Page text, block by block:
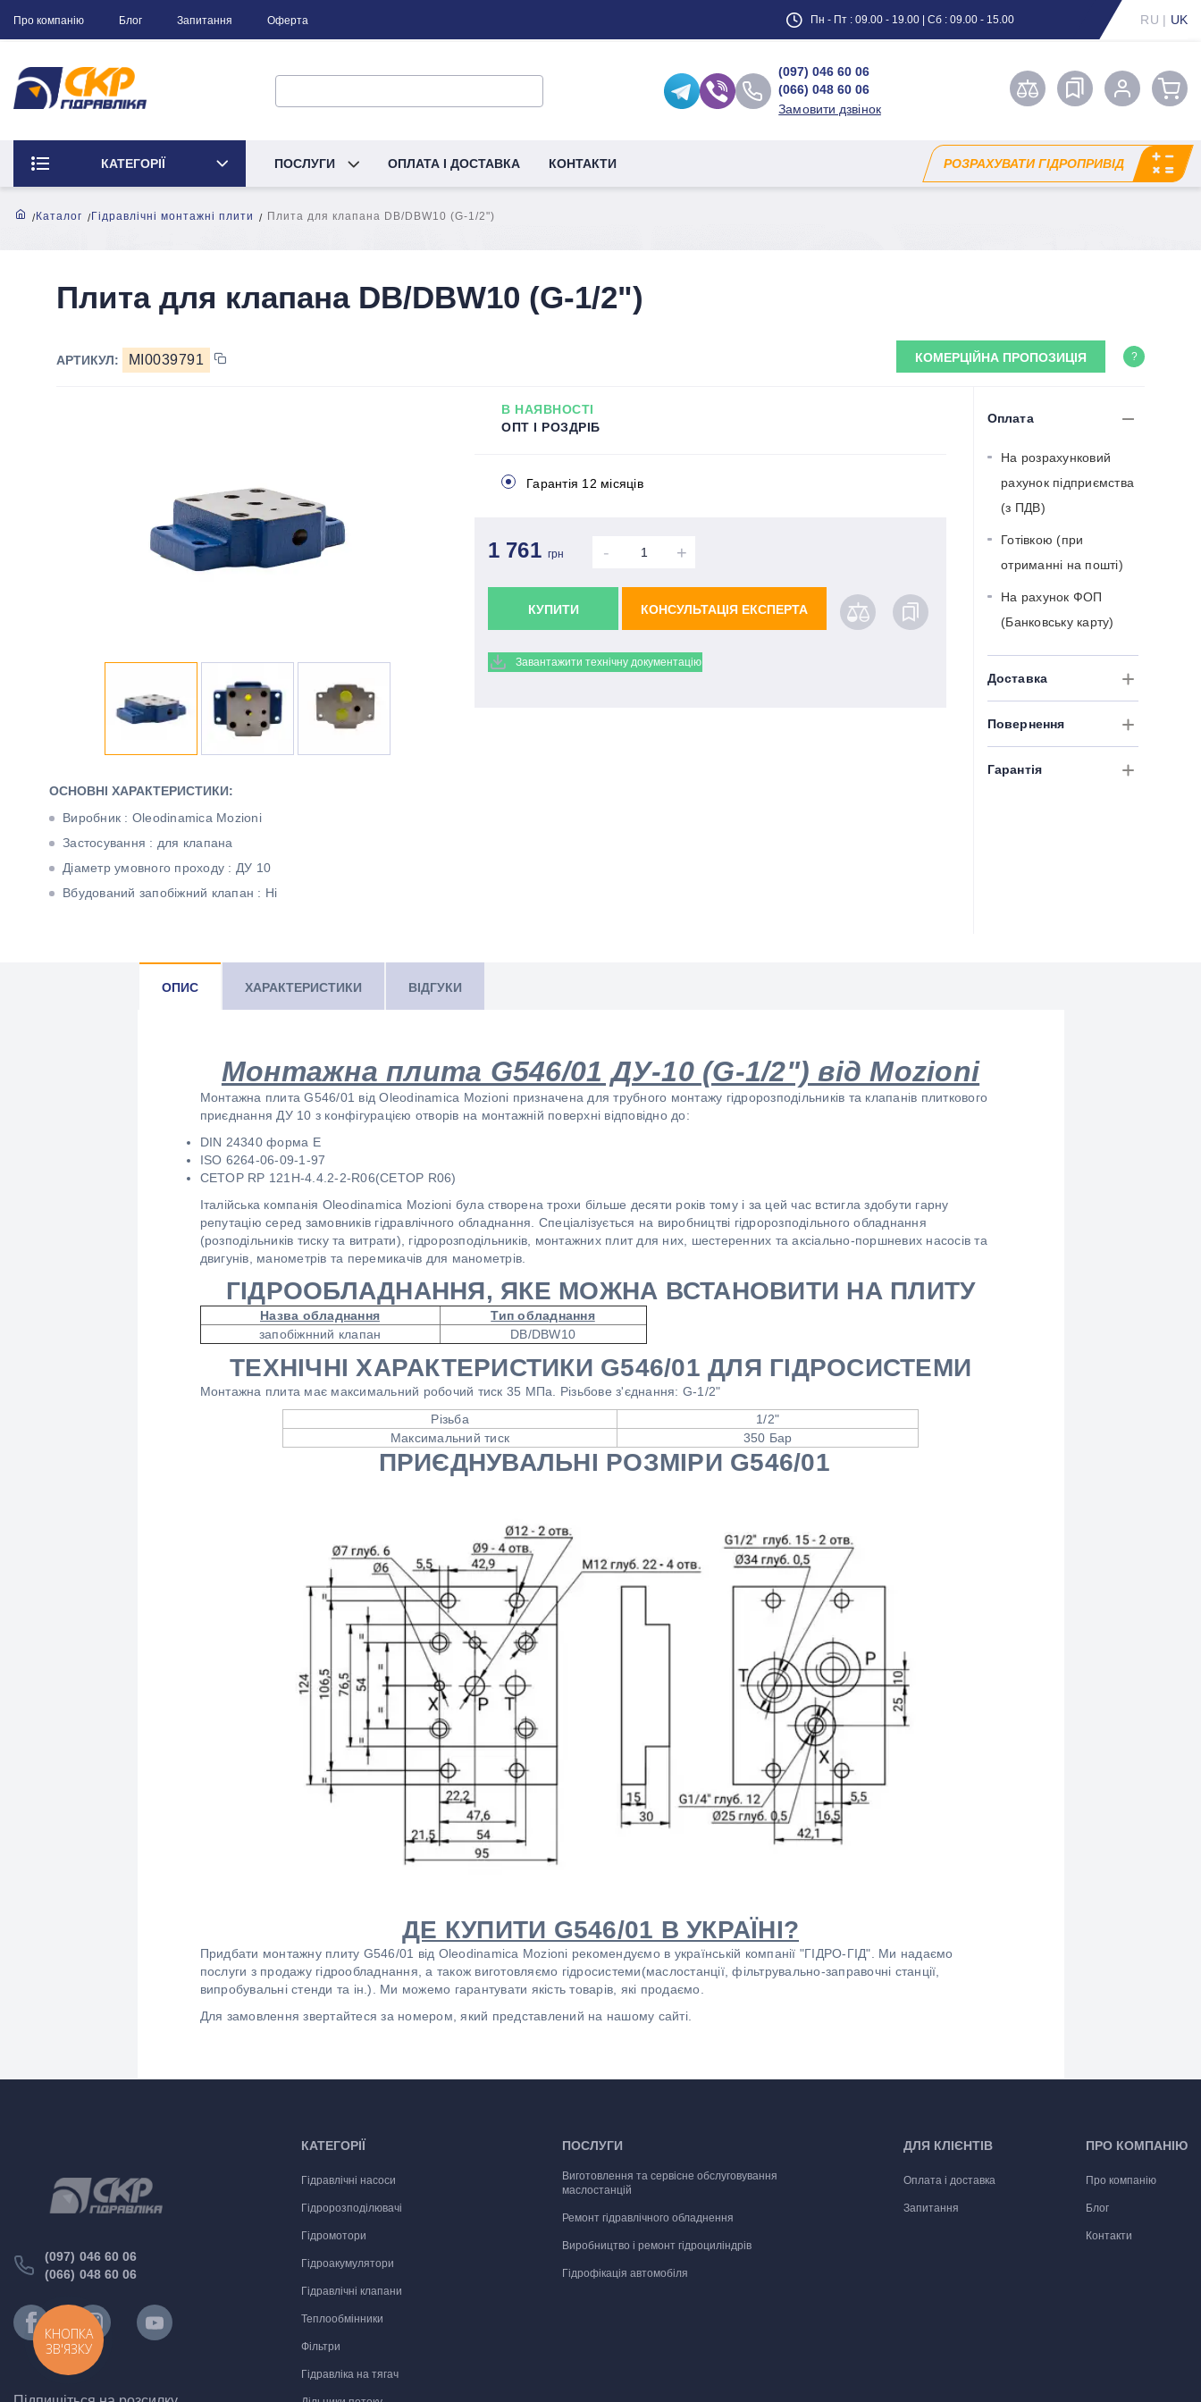
Про компанію Блог Запитання Оферта Пн - Пт : 09.00 - 19.00 | Сб : 09.00 - 15.00 RU | UK
(097) 046 60 06
(066) 048 60 06
Замовити дзвінок
КАТЕГОРІЇ ПОСЛУГИ ОПЛАТА І ДОСТАВКА КОНТАКТИ РОЗРАХУВАТИ ГІДРОПРИВІД
Каталог Гідравлічні монтажні плити Плита для клапана DB/DBW10 (G-1/2")
Плита для клапана DB/DBW10 (G-1/2")
АРТИКУЛ: MI0039791 КОМЕРЦІЙНА ПРОПОЗИЦІЯ ?
ОСНОВНІ ХАРАКТЕРИСТИКИ:
Виробник : Oleodinamica Mozioni
Застосування : для клапана
Діаметр умовного проходу : ДУ 10
Вбудований запобіжний клапан : Ні
В НАЯВНОСТІ
ОПТ І РОЗДРІБ
Гарантія 12 місяців
1 761 грн - +
КУПИТИ КОНСУЛЬТАЦІЯ ЕКСПЕРТА
Завантажити технічну документацію
Оплата
На розрахунковий
рахунок підприємства
(з ПДВ)
Готівкою (при
отриманні на пошті)
На рахунок ФОП
(Банковську карту)
Доставка
Повернення
Гарантія
ОПИС ХАРАКТЕРИСТИКИ ВІДГУКИ
Монтажна плита G546/01 ДУ-10 (G-1/2") від Mozioni
Монтажна плита G546/01 від Oleodinamica Mozioni призначена для трубного монтажу гідророзподільників та клапанів плиткового
приєднання ДУ 10 з конфігурацією отворів на монтажній поверхні відповідно до:
DIN 24340 форма Е
ISO 6264-06-09-1-97
CETOP RP 121H-4.4.2-2-R06(CETOP R06)
Італійська компанія Oleodinamica Mozioni була створена трохи більше десяти років тому і за цей час встигла здобути гарну
репутацію серед замовників гідравлічного обладнання. Спеціалізується на виробництві гідророзподільного обладнання
(розподільників тиску та витрати), гідророзподільників, монтажних плит для них, шестеренних та аксіально-поршневих насосів та
двигунів, манометрів та перемикачів для манометрів.
ГІДРООБЛАДНАННЯ, ЯКЕ МОЖНА ВСТАНОВИТИ НА ПЛИТУ
Назва обладнання
Тип обладнання
запобіжнний клапан
DB/DBW10
ТЕХНІЧНІ ХАРАКТЕРИСТИКИ G546/01 ДЛЯ ГІДРОСИСТЕМИ
Монтажна плита має максимальний робочий тиск 35 МПа. Різьбове з'єднання: G-1/2"
Різьба
1/2"
Максимальний тиск
350 Бар
ПРИЄДНУВАЛЬНІ РОЗМІРИ G546/01
ДЕ КУПИТИ G546/01 В УКРАЇНІ?
Придбати монтажну плиту G546/01 від Oleodinamica Mozioni рекомендуємо в українській компанії "ГІДРО-ГІД". Ми надаємо
послуги з продажу гідрообладнання, а також виготовляємо гідросистеми(маслостанції, фільтрувально-заправочні станції,
випробувальні стенди та ін.). Ми можемо гарантувати якість товарів, які продаємо.
Для замовлення звертайтеся за номером, який представлений на нашому сайті.
(097) 046 60 06
(066) 048 60 06
КАТЕГОРІЇ
Гідравлічні насоси
Гідророзподілювачі
Гідромотори
Гідроакумулятори
Гідравлічні клапани
Теплообмінники
Фільтри
Гідравліка на тягач
ПОСЛУГИ
Виготовлення та сервісне обслуговування
маслостанцій
Ремонт гідравлічного обладнення
Виробництво і ремонт гідроциліндрів
Гідрофікація автомобіля
ДЛЯ КЛІЄНТІВ
Оплата і доставка
Запитання
ПРО КОМПАНІЮ
Про компанію
Блог
Контакти
КНОПКА
ЗВ'ЯЗКУ